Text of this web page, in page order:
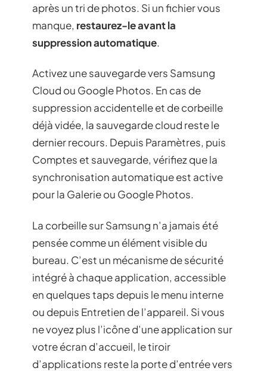
après un tri de photos. Si un fichier vous
manque, restaurez-le avant la
suppression automatique.
Activez une sauvegarde vers Samsung
Cloud ou Google Photos. En cas de
suppression accidentelle et de corbeille
déjà vidée, la sauvegarde cloud reste le
dernier recours. Depuis Paramètres, puis
Comptes et sauvegarde, vérifiez que la
synchronisation automatique est active
pour la Galerie ou Google Photos.
La corbeille sur Samsung n’a jamais été
pensée comme un élément visible du
bureau. C’est un mécanisme de sécurité
intégré à chaque application, accessible
en quelques taps depuis le menu interne
ou depuis Entretien de l’appareil. Si vous
ne voyez plus l’icône d’une application sur
votre écran d’accueil, le tiroir
d’applications reste la porte d’entrée vers